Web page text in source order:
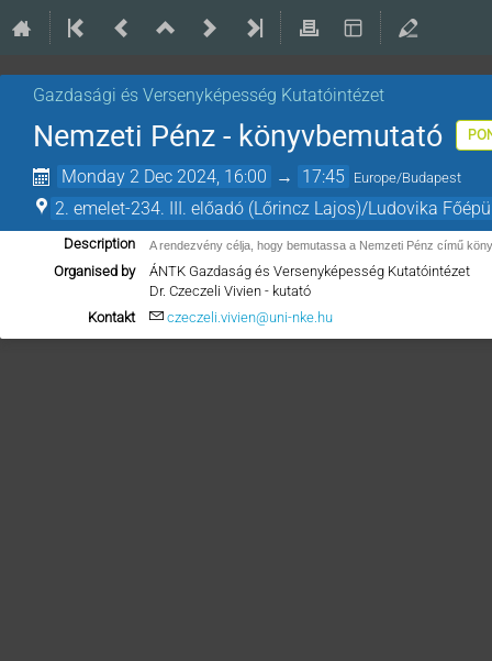
Gazdasági és Versenyképesség Kutatóintézet
Nemzeti Pénz - könyvbemutató
Monday 2 Dec 2024, 16:00 → 17:45 Europe/Budapest
2. emelet-234. III. előadó (Lőrincz Lajos)/Ludovika
Description A rendezvény célja, hogy bemutassa a Nemzeti Pénz című
Organised by
ÁNTK Gazdaság és Versenyképesség Kutatóintézet
Dr. Czeczeli Vivien - kutató
Kontakt
czeczeli.vivien@uni-nke.hu